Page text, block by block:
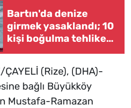
Bartın'da denize
girmek yasaklandı; 10
kişi boğulma tehlikesi
geçirdi (2)
(Rize), (DHA)-
bağlı Büyükköy
Mustafa-Ramazan